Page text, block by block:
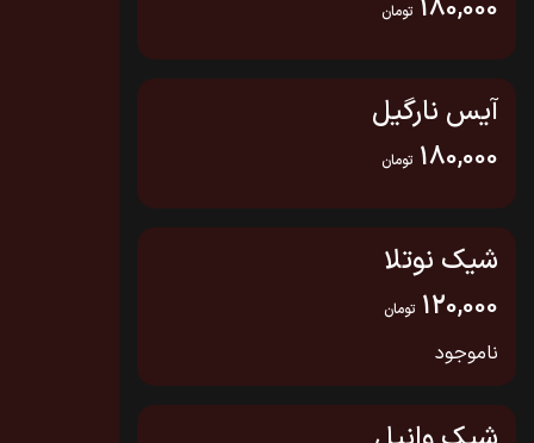
180,000 تومان
آیس نارگیل
180,000 تومان
شیک نوتلا
120,000 تومان
ناموجود